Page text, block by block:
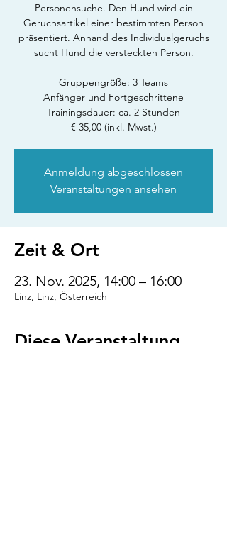
Personensuche. Den Hund wird ein
Geruchsartikel einer bestimmten Person
präsentiert. Anhand des Individualgeruchs
sucht Hund die versteckten Person.
Gruppengröße: 3 Teams
Anfänger und Fortgeschrittene
Trainingsdauer: ca. 2 Stunden
€ 35,00 (inkl. Mwst.)
Anmeldung abgeschlossen
Veranstaltungen ansehen
Zeit & Ort
23. Nov. 2025, 14:00 – 16:00
Linz, Linz, Österreich
Diese Veranstaltung